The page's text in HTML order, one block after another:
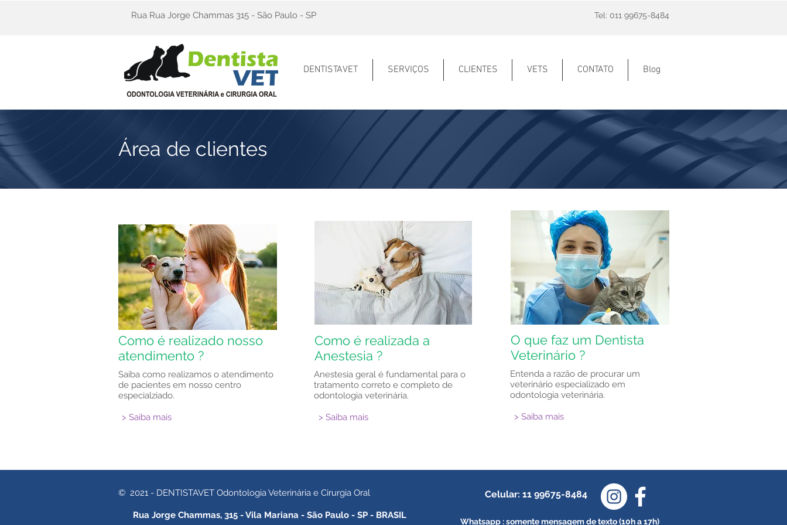
Rua Rua Jorge Chammas 315 - São Paulo - SP Tel: 011 99675-8484
DENTISTAVET SERVIÇOS CLIENTES VETS CONTATO Blog
Área de clientes
Como é realizado nosso
atendimento ?
Saiba como realizamos o atendimento
de pacientes em nosso centro
especialziado.
> Saiba mais
Como é realizada a
Anestesia ?
Anestesia geral é fundamental para o
tratamento correto e completo de
odontologia veterinária.
> Saiba mais
O que faz um Dentista
Veterinário ?
Entenda a razão de procurar um
veterinário especializado em
odontologia veterinária.
> Saiba mais
© 2021 - DENTISTAVET Odontologia Veterinária e Cirurgia Oral
Rua Jorge Chammas, 315 - Vila Mariana - São Paulo - SP - BRASIL
Celular: 11 99675-8484
Whatsapp : somente mensagem de texto (10h a 17h)